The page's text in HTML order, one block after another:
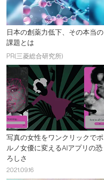
日本の創薬力低下、その本当の
課題とは
PR(三菱総合研究所)
写真の女性をワンクリックでポ
ルノ女優に変えるAIアプリの恐
ろしさ
2021.09.16